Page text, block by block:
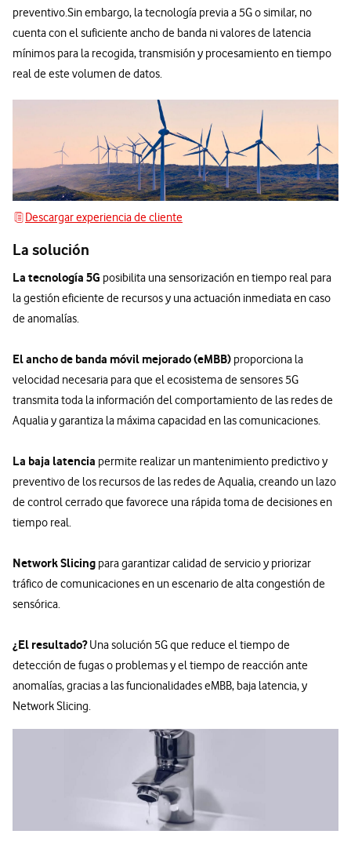
preventivo.Sin embargo, la tecnología previa a 5G o similar, no
cuenta con el suficiente ancho de banda ni valores de latencia
mínimos para la recogida, transmisión y procesamiento en tiempo
real de este volumen de datos.
Descargar experiencia de cliente
Descargar experiencia de cliente
La solución
La tecnología 5G posibilita una sensorización en tiempo real para
la gestión eficiente de recursos y una actuación inmediata en caso
de anomalías.
El ancho de banda móvil mejorado (eMBB) proporciona la
velocidad necesaria para que el ecosistema de sensores 5G
transmita toda la información del comportamiento de las redes de
Aqualia y garantiza la máxima capacidad en las comunicaciones.
La baja latencia permite realizar un mantenimiento predictivo y
preventivo de los recursos de las redes de Aqualia, creando un lazo
de control cerrado que favorece una rápida toma de decisiones en
tiempo real.
Network Slicing para garantizar calidad de servicio y priorizar
tráfico de comunicaciones en un escenario de alta congestión de
sensórica.
¿El resultado?Una solución 5G que reduce el tiempo de
detección de fugas o problemas y el tiempo de reacción ante
anomalías, gracias a las funcionalidades eMBB, baja latencia, y
Network Slicing.